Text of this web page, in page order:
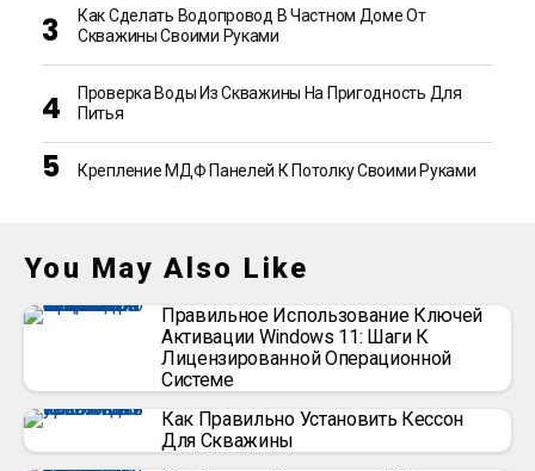
Как Сделать Водопровод В Частном Доме От
Скважины Своими Руками
Проверка Воды Из Скважины На Пригодность Для
Питья
Крепление МДФ Панелей К Потолку Своими Руками
You May Also Like
Правильное Использование Ключей
Активации Windows 11: Шаги К
Лицензированной Операционной
Системе
Как Правильно Установить Кессон
Для Скважины